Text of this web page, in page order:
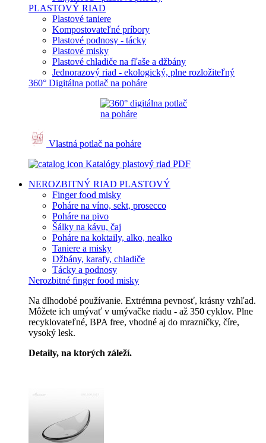
PLASTOVÝ RIAD
Plastové taniere
Kompostovateľné príbory
Plastové podnosy - tácky
Plastové misky
Plastové chladiče na fľaše a džbány
Jednorazový riad - ekologický, plne rozložiteľný
360° Digitálna potlač na poháre
Vlastná potlač na poháre
Katalógy plastový riad PDF
NEROZBITNÝ RIAD PLASTOVÝ
Finger food misky
Poháre na víno, sekt, prosecco
Poháre na pivo
Šálky na kávu, čaj
Poháre na koktaily, alko, nealko
Taniere a misky
Džbány, karafy, chladiče
Tácky a podnosy
Nerozbitné finger food misky
Na dlhodobé používanie. Extrémna pevnosť, krásny vzhľad.
Môžete ich umývať v umývačke riadu - až 350 cyklov. Plne
recyklovateľné, BPA free, vhodné aj do mrazničky, číre,
vysoký lesk.
Detaily, na ktorých záleží.